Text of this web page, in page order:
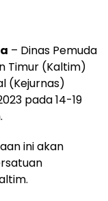
– Dinas Pemuda
Timur (Kaltim)
(Kejurnas)
pada 14-19
ini akan